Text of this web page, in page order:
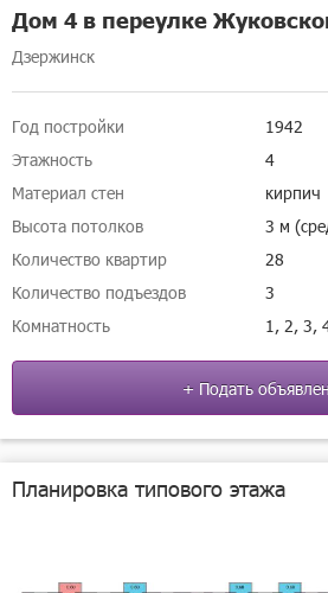
Дом 4 в переулке
Дзержинск
Год постройки
1942
Этажность
4
Материал стен
кирпич
Высота потолков
3 м
Количество квартир
28
Количество подъездов
3
Комнатность
1, 2, 3,
+ Подать
Планировка типового этажа